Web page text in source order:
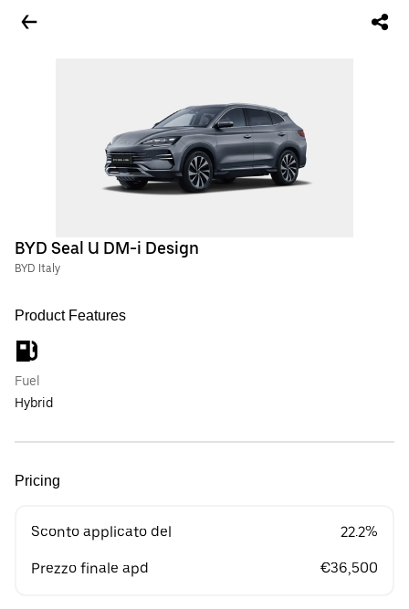
BYD Seal U DM-i Design
BYD Italy
Product Features
Fuel
Hybrid
Pricing
Sconto applicato del 22.2%
Prezzo finale apd €36,500